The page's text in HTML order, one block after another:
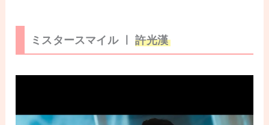
ミスタースマイル ㅣ許光漢